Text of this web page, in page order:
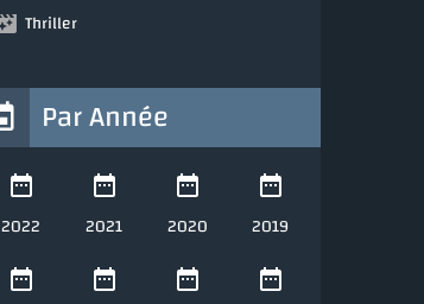
Thriller
Par Année
2022 2021 2020 2019